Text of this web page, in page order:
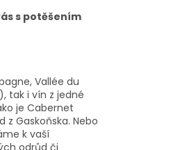
s potěšením
Vallée du
tak i vín z jedné
je Cabernet
Gaskoňska. Nebo
k vaší
odrůd či